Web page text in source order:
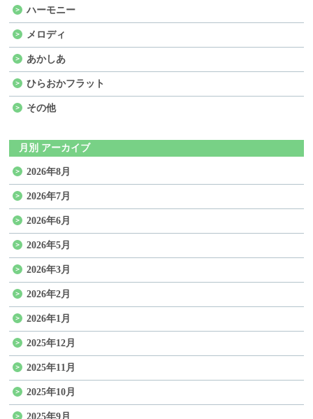
ハーモニー
メロディ
あかしあ
ひらおかフラット
その他
月別 アーカイブ
2026年8月
2026年7月
2026年6月
2026年5月
2026年3月
2026年2月
2026年1月
2025年12月
2025年11月
2025年10月
2025年9月